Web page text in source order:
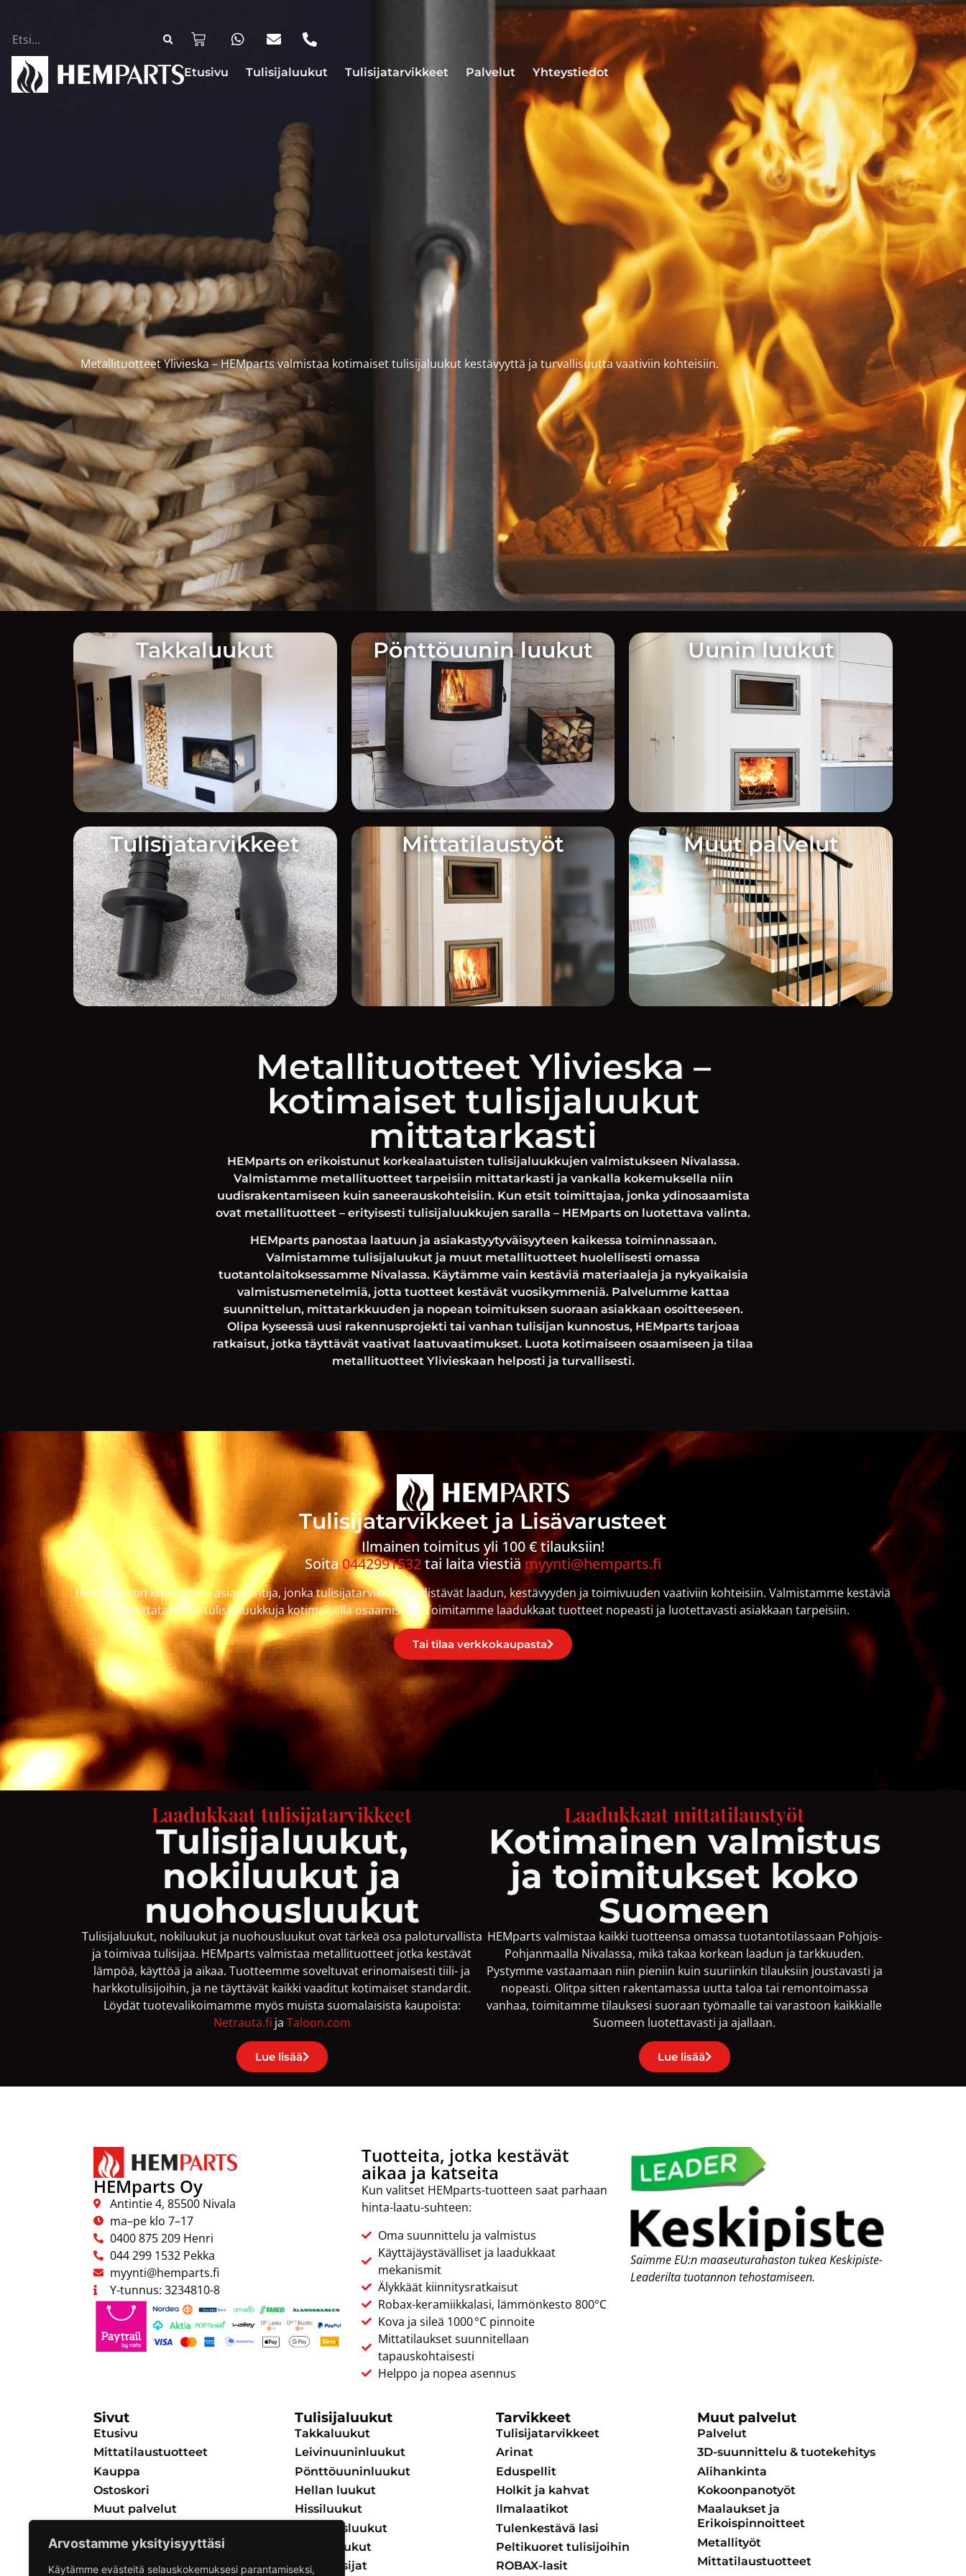
Arvostamme yksityisyyttäsi
Käytämme evästeitä selauskokemuksesi parantamiseksi,
Etusivu Tulisijaluukut Tulisijatarvikkeet Palvelut Yhteystiedot
Metallituotteet Ylivieska – HEMparts valmistaa kotimaiset tulisijaluukut kestävyyttä ja turvallisuutta vaativiin kohteisiin.
Takkaluukut Pönttöuunin luukut Uunin luukut
Tulisijatarvikkeet Mittatilaustyöt Muut palvelut
Metallituotteet Ylivieska –
kotimaiset tulisijaluukut
mittatarkasti
HEMparts on erikoistunut korkealaatuisten tulisijaluukkujen valmistukseen Nivalassa.
Valmistamme metallituotteet tarpeisiin mittatarkasti ja vankalla kokemuksella niin
uudisrakentamiseen kuin saneerauskohteisiin. Kun etsit toimittajaa, jonka ydinosaamista
ovat metallituotteet – erityisesti tulisijaluukkujen saralla – HEMparts on luotettava valinta.
HEMparts panostaa laatuun ja asiakastyytyväisyyteen kaikessa toiminnassaan.
Valmistamme tulisijaluukut ja muut metallituotteet huolellisesti omassa
tuotantolaitoksessamme Nivalassa. Käytämme vain kestäviä materiaaleja ja nykyaikaisia
valmistusmenetelmiä, jotta tuotteet kestävät vuosikymmeniä. Palvelumme kattaa
suunnittelun, mittatarkkuuden ja nopean toimituksen suoraan asiakkaan osoitteeseen.
Olipa kyseessä uusi rakennusprojekti tai vanhan tulisijan kunnostus, HEMparts tarjoaa
ratkaisut, jotka täyttävät vaativat laatuvaatimukset. Luota kotimaiseen osaamiseen ja tilaa
metallituotteet Ylivieskaan helposti ja turvallisesti.
Tulisijatarvikkeet ja Lisävarusteet
Ilmainen toimitus yli 100 € tilauksiin!
Soita0442991532tai laita viestiämyynti@hemparts.fi
Hemparts on kotimainen asiantuntija, jonka tulisijatarvikkeet yhdistävät laadun, kestävyyden ja toimivuuden vaativiin kohteisiin. Valmistamme kestäviä
ja mittatarkkoja tulisijaluukkuja kotimaisella osaamisella. Toimitamme laadukkaat tuotteet nopeasti ja luotettavasti asiakkaan tarpeisiin.
Tai tilaa verkkokaupasta
Laadukkaat tulisijatarvikkeet
Tulisijaluukut,
nokiluukut ja
nuohousluukut
Tulisijaluukut, nokiluukut ja nuohousluukut ovat tärkeä osa paloturvallista
ja toimivaa tulisijaa. HEMparts valmistaa metallituotteet jotka kestävät
lämpöä, käyttöä ja aikaa. Tuotteemme soveltuvat erinomaisesti tiili- ja
harkkotulisijoihin, ja ne täyttävät kaikki vaaditut kotimaiset standardit.
Löydät tuotevalikoimamme myös muista suomalaisista kaupoista:
Netrauta.fi ja Taloon.com
Lue lisää
Laadukkaat mittatilaustyöt
Kotimainen valmistus
ja toimitukset koko
Suomeen
HEMparts valmistaa kaikki tuotteensa omassa tuotantotilassaan Pohjois-
Pohjanmaalla Nivalassa, mikä takaa korkean laadun ja tarkkuuden.
Pystymme vastaamaan niin pieniin kuin suuriinkin tilauksiin joustavasti ja
nopeasti. Olitpa sitten rakentamassa uutta taloa tai remontoimassa
vanhaa, toimitamme tilauksesi suoraan työmaalle tai varastoon kaikkialle
Suomeen luotettavasti ja ajallaan.
Lue lisää
HEMparts Oy
Antintie 4, 85500 Nivala
ma–pe klo 7–17
0400 875 209 Henri
044 299 1532 Pekka
myynti@hemparts.fi
Y-tunnus: 3234810-8
Tuotteita, jotka kestävät
aikaa ja katseita
Kun valitset HEMparts-tuotteen saat parhaan
hinta-laatu-suhteen:
Oma suunnittelu ja valmistus
Käyttäjäystävälliset ja laadukkaat
mekanismit
Älykkäät kiinnitysratkaisut
Robax-keramiikkalasi, lämmönkesto 800°C
Kova ja sileä 1000 °C pinnoite
Mittatilaukset suunnitellaan
tapauskohtaisesti
Helppo ja nopea asennus
Saimme EU:n maaseuturahastontukea Keskipiste-
Leaderiltatuotannon tehostamiseen.
Sivut
Etusivu
Mittatilaustuotteet
Kauppa
Ostoskori
Muut palvelut
Tietosuojaseloste
Tilaus- ja toimitusehdot
Tulisijaluukut
Takkaluukut
Leivinuuninluukut
Pönttöuuninluukut
Hellan luukut
Hissiluukut
Nuohousluukut
Tuhkaluukut
Ulkotulisijat
Tarvikkeet
Tulisijatarvikkeet
Arinat
Eduspellit
Holkit ja kahvat
Ilmalaatikot
Tulenkestävä lasi
Peltikuoret tulisijoihin
ROBAX-lasit
Muut palvelut
Palvelut
3D-suunnittelu & tuotekehitys
Alihankinta
Kokoonpanotyöt
Maalaukset ja
Erikoispinnoitteet
Metallityöt
Mittatilaustuotteet